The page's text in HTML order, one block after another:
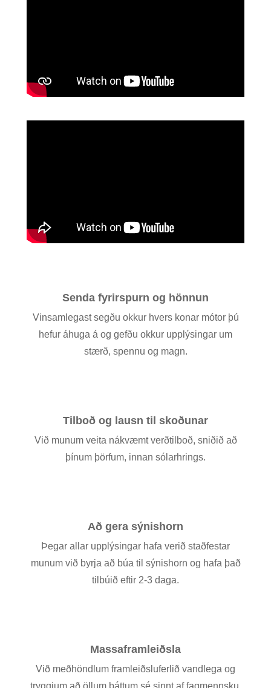
Senda fyrirspurn og hönnun
Vinsamlegast segðu okkur hvers konar mótor þú
hefur áhuga á og gefðu okkur upplýsingar um
stærð, spennu og magn.
Tilboð og lausn til skoðunar
Við munum veita nákvæmt verðtilboð, sniðið að
þínum þörfum, innan sólarhrings.
Að gera sýnishorn
Þegar allar upplýsingar hafa verið staðfestar
munum við byrja að búa til sýnishorn og hafa það
tilbúið eftir 2-3 daga.
Massaframleiðsla
Við meðhöndlum framleiðsluferlið vandlega og
tryggjum að öllum þáttum sé sinnt af fagmennsku.